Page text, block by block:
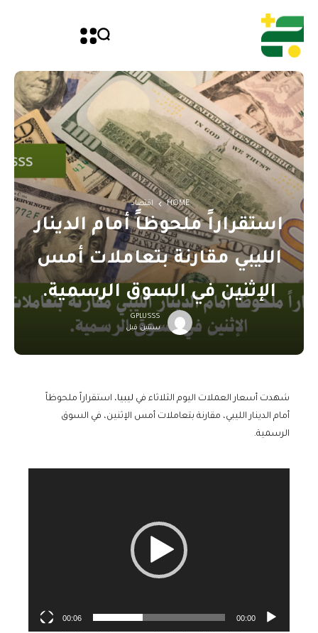
HOME اقتصاد
استقراراً ملحوظاً أمام الدينار
الليبي مقارنة بتعاملات أمس
الإثنين في السوق الرسمية.
GPLUSSS
سنتين قبل
شهدت أسعار العملات اليوم الثلاثاء في ليبيا، استقراراً ملحوظاً
أمام الدينار الليبي، مقارنة بتعاملات أمس الإثنين، في السوق
الرسمية.
00:00
00:06